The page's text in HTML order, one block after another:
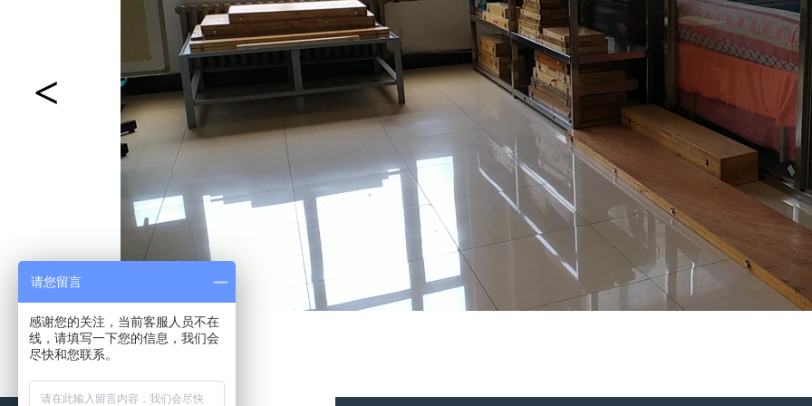
<
请您留言
感谢您的关注，当前客服人员不在
线，请填写一下您的信息，我们会
尽快和您联系。